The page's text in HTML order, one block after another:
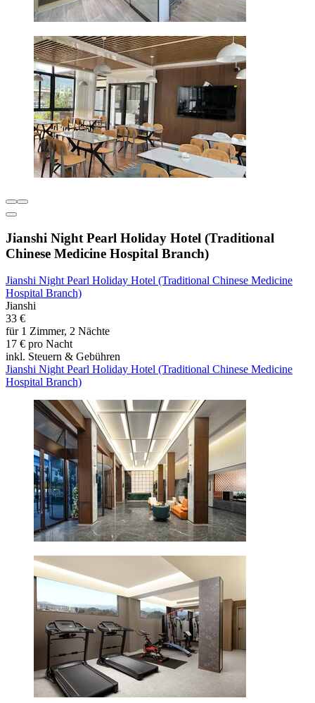
Jianshi Night Pearl Holiday Hotel (Traditional
Chinese Medicine Hospital Branch)
Jianshi Night Pearl Holiday Hotel (Traditional Chinese Medicine
Hospital Branch)
Jianshi
33 €
für 1 Zimmer, 2 Nächte
17 € pro Nacht
inkl. Steuern & Gebühren
Jianshi Night Pearl Holiday Hotel (Traditional Chinese Medicine
Hospital Branch)